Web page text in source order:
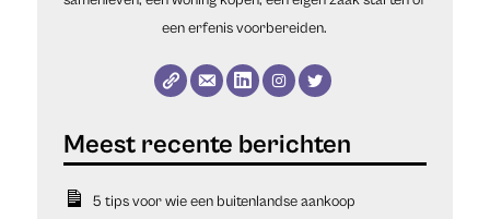
een erfenis voorbereiden.
5 tips voor wie een buitenlandse aankoop